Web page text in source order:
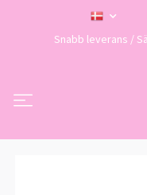
Snabb leverans /